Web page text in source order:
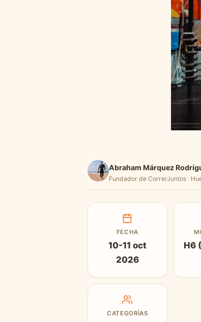
Abraham Márquez
Fundador de CorrerJuntos ·
FECHA
10-11 oct
2026
H6
CATEGORÍAS